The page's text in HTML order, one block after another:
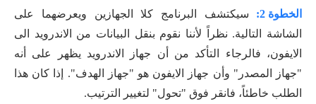
الخطوة 2:
سيكتشف البرنامج كلا الجهازين ويعرضهما على
الشاشة التالية. نظراً لأننا نقوم بنقل البيانات من الاندرويد الى
الايفون، فالرجاء التأكد من أن جهاز الاندرويد يظهر على أنه
"جهاز المصدر" وأن جهاز الايفون هو "جهاز الهدف". إذا كان هذا
الطلب خاطئاً، فانقر فوق "تحول" لتغيير الترتيب.